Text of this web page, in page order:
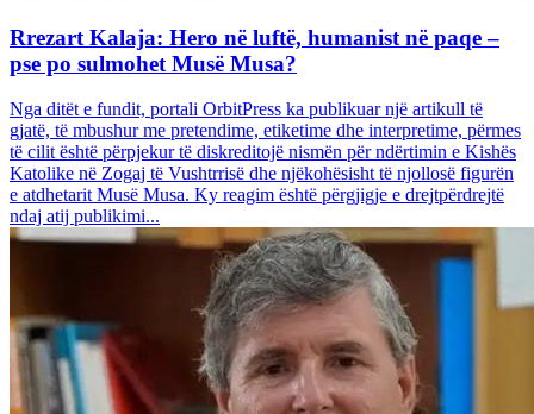
Rrezart Kalaja: Hero në luftë, humanist në paqe –
pse po sulmohet Musë Musa?
Nga ditët e fundit, portali OrbitPress ka publikuar një artikull të
gjatë, të mbushur me pretendime, etiketime dhe interpretime, përmes
të cilit është përpjekur të diskreditojë nismën për ndërtimin e Kishës
Katolike në Zogaj të Vushtrrisë dhe njëkohësisht të njollosë figurën
e atdhetarit Musë Musa. Ky reagim është përgjigje e drejtpërdrejtë
ndaj atij publikimi...